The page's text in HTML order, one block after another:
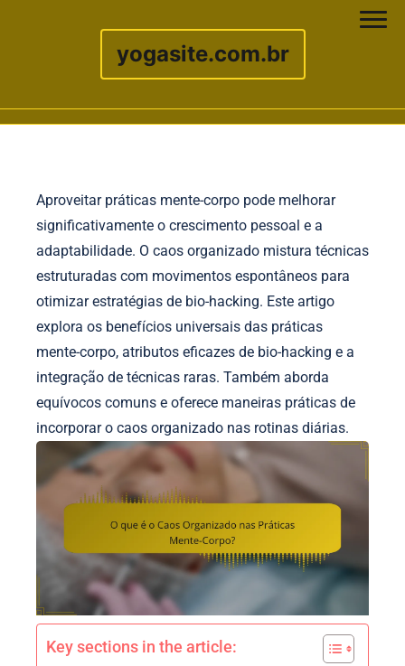
yogasite.com.br
Aproveitar práticas mente-corpo pode melhorar
significativamente o crescimento pessoal e a
adaptabilidade. O caos organizado mistura técnicas
estruturadas com movimentos espontâneos para
otimizar estratégias de bio-hacking. Este artigo
explora os benefícios universais das práticas
mente-corpo, atributos eficazes de bio-hacking e a
integração de técnicas raras. Também aborda
equívocos comuns e oferece maneiras práticas de
incorporar o caos organizado nas rotinas diárias.
Key sections in the article: